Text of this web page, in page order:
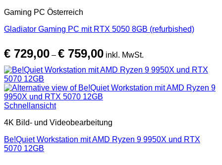
Gaming PC Österreich
Gladiator Gaming PC mit RTX 5050 8GB (refurbished)
€ 729,00 – € 759,00€ 729,00
€ 759,00
inkl. MwSt.
Schnellansicht
4K Bild- und Videobearbeitung
Be!Quiet Workstation mit AMD Ryzen 9 9950X und RTX
5070 12GB